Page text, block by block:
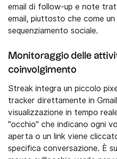
email di follow-up e note
email, piuttosto che come
sequenziamento sociale.
Monitoraggio delle
coinvolgimento
Streak integra un piccolo
tracker direttamente in
visualizzazione in tempo
"occhio" che indicano ogni
aperta o un link viene
specifica conversazione. È